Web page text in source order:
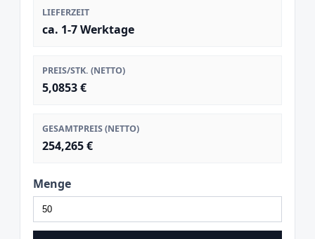
LIEFERZEIT
ca. 1-7 Werktage
PREIS/STK. (NETTO)
5,0853 €
GESAMTPREIS (NETTO)
254,265 €
Menge